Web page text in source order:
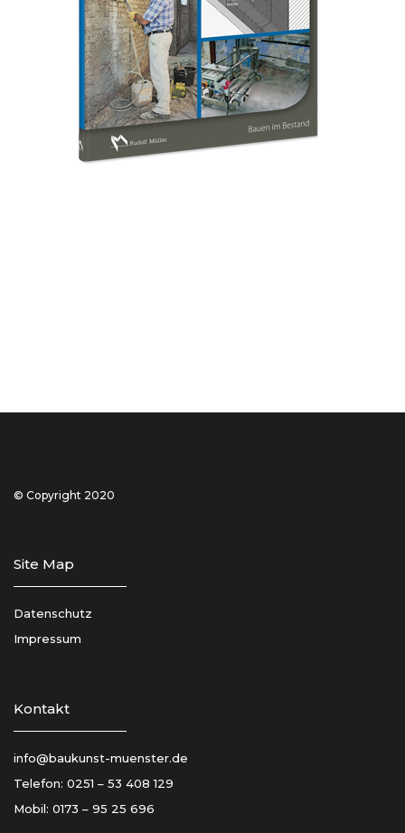
© Copyright 2020
Site Map
Datenschutz
Impressum
Kontakt
info@baukunst-muenster.de
Telefon: 0251 – 53 408 129
Mobil: 0173 – 95 25 696